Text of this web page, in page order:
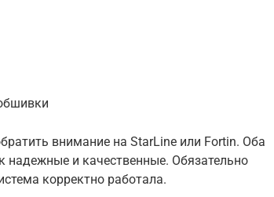
внимание на StarLine или Fortin. Оба
надежные и качественные. Обязательно
корректно работала.